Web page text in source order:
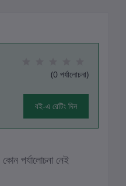
(0 পর্যালোচনা)
বই-এ রেটিং দিন
পর্যালোচনা নেই